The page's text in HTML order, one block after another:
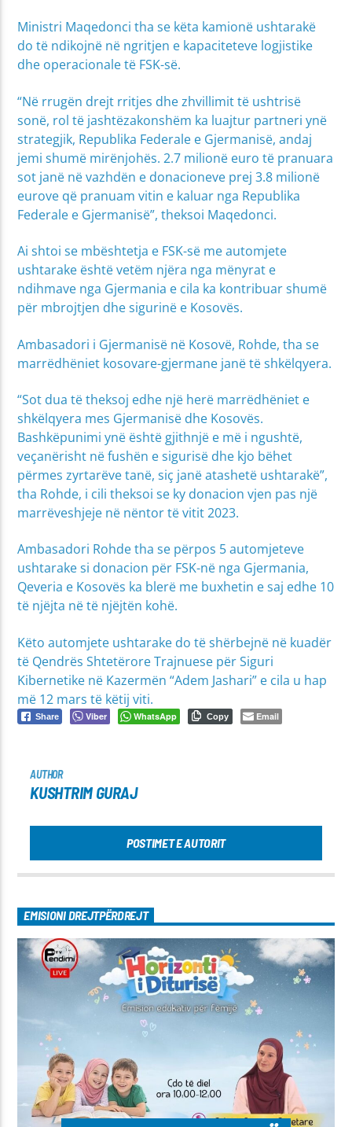
Ministri Maqedonci tha se këta kamionë ushtarakë
do të ndikojnë në ngritjen e kapaciteteve logjistike
dhe operacionale të FSK-së.
“Në rrugën drejt rritjes dhe zhvillimit të ushtrisë
sonë, rol të jashtëzakonshëm ka luajtur partneri ynë
strategjik, Republika Federale e Gjermanisë, andaj
jemi shumë mirënjohës. 2.7 milionë euro të pranuara
sot janë në vazhdën e donacioneve prej 3.8 milionë
eurove që pranuam vitin e kaluar nga Republika
Federale e Gjermanisë”, theksoi Maqedonci.
Ai shtoi se mbështetja e FSK-së me automjete
ushtarake është vetëm njëra nga mënyrat e
ndihmave nga Gjermania e cila ka kontribuar shumë
për mbrojtjen dhe sigurinë e Kosovës.
Ambasadori i Gjermanisë në Kosovë, Rohde, tha se
marrëdhëniet kosovare-gjermane janë të shkëlqyera.
“Sot dua të theksoj edhe një herë marrëdhëniet e
shkëlqyera mes Gjermanisë dhe Kosovës.
Bashkëpunimi ynë është gjithnjë e më i ngushtë,
veçanërisht në fushën e sigurisë dhe kjo bëhet
përmes zyrtarëve tanë, siç janë atashetë ushtarakë”,
tha Rohde, i cili theksoi se ky donacion vjen pas një
marrëveshjeje në nëntor të vitit 2023.
Ambasadori Rohde tha se përpos 5 automjeteve
ushtarake si donacion për FSK-në nga Gjermania,
Qeveria e Kosovës ka blerë me buxhetin e saj edhe 10
të njëjta në të njëjtën kohë.
Këto automjete ushtarake do të shërbejnë në kuadër
të Qendrës Shtetërore Trajnuese për Siguri
Kibernetike në Kazermën “Adem Jashari” e cila u hap
më 12 mars të këtij viti.
Share Viber WhatsApp Copy Email
AUTHOR
KUSHTRIM GURAJ
POSTIMET E AUTORIT
EMISIONI DREJTPËRDREJT